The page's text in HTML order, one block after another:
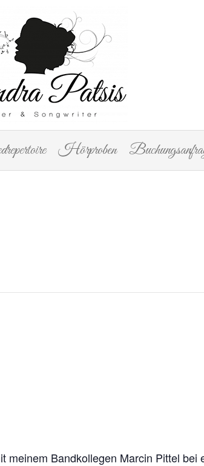
Hörproben
meinem Bandkollegen Marcin Pittel bei